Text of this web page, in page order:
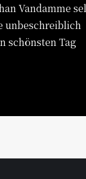
Vandamme
unbeschreiblich
schönsten Tag